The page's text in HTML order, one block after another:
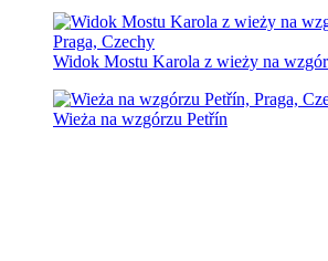
Widok Mostu Karola z wieży na
Wieża na wzgórzu Petřín